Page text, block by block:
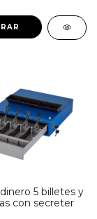
5 billetes y
con secreter